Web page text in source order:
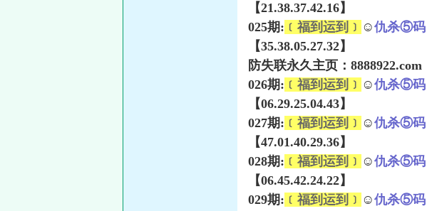
【21.38.37.42.16】
025期: ﹝福到运到﹞ ☺仇杀⑤码
【35.38.05.27.32】
防失联永久主页：8888922.com
026期: ﹝福到运到﹞ ☺仇杀⑤码
【06.29.25.04.43】
027期: ﹝福到运到﹞ ☺仇杀⑤码
【47.01.40.29.36】
028期: ﹝福到运到﹞ ☺仇杀⑤码
【06.45.42.24.22】
029期: ﹝福到运到﹞ ☺仇杀⑤码